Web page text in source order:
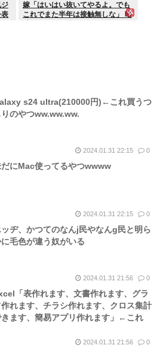
表
嫁「はいはい抜いてやるよ。でも
これでまた半年は接触無しな」 暗
s24 ultra(210000円)←これ買うつ
りのやつww.ww.ww.
2024.01.31 22:15 0
だにMac使ってるやつwwww
2024.01.31 22:15 0
ッヂ、かつてのなんj民やなんg民と明ら
毛色が違う奴がいる
2024.01.31 21:56 0
「表作れます、文書作れます、グラ
作れます、チラシ作れます、クロス集計
きます、簡易アプリ作れます」←これ
2024.01.31 21:56 0